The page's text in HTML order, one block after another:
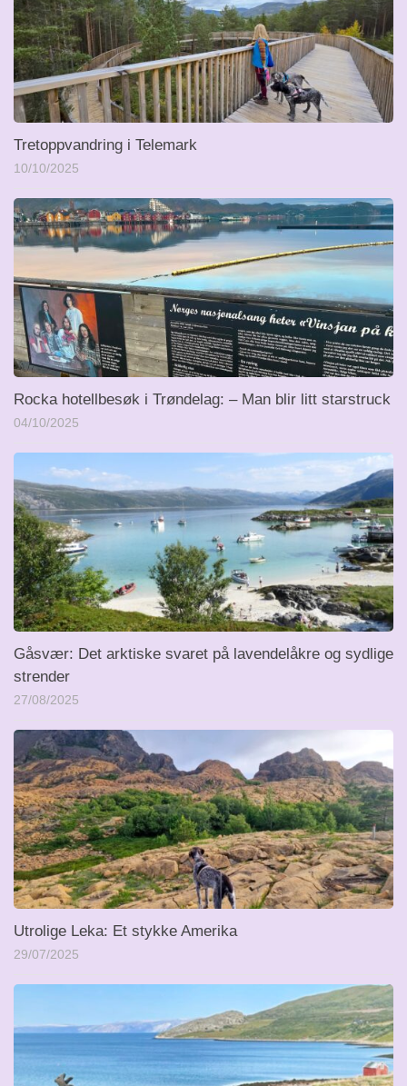
Tretoppvandring i Telemark
10/10/2025
Rocka hotellbesøk i Trøndelag: – Man blir litt starstruck
04/10/2025
Gåsvær: Det arktiske svaret på lavendelåkre og sydlige
strender
27/08/2025
Utrolige Leka: Et stykke Amerika
29/07/2025